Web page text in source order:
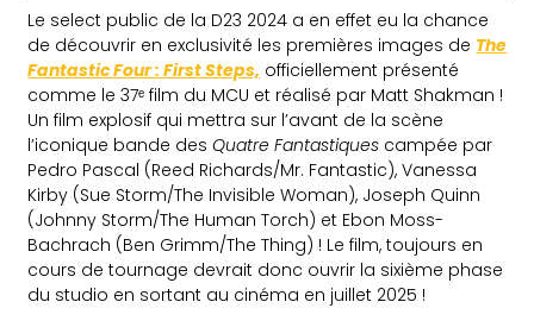
Le select public de la D23 2024 a en effet eu la chance
de découvrir en exclusivité les premières images de The
Fantastic Four : First Steps, officiellement présenté
comme le 37ᵉ film du MCU et réalisé par Matt Shakman !
Un film explosif qui mettra sur l’avant de la scène
l’iconique bande des Quatre Fantastiques campée par
Pedro Pascal (Reed Richards/Mr. Fantastic), Vanessa
Kirby (Sue Storm/The Invisible Woman), Joseph Quinn
(Johnny Storm/The Human Torch) et Ebon Moss-
Bachrach (Ben Grimm/The Thing) ! Le film, toujours en
cours de tournage devrait donc ouvrir la sixième phase
du studio en sortant au cinéma en juillet 2025 !